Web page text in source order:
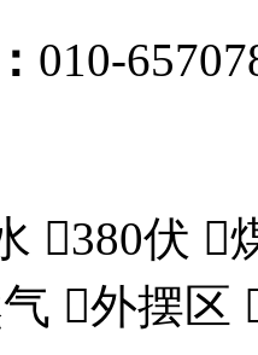
010-
380伏 
外摆区